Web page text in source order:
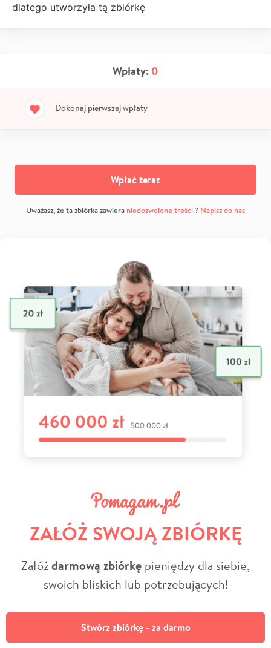
dlatego utworzyła tą zbiórkę
Wpłaty: 0
Dokonaj pierwszej wpłaty
Wpłać teraz
Uważasz, że ta zbiórka zawiera niedozwolone treści? Napisz do nas
ZAŁÓŻ SWOJĄ ZBIÓRKĘ
Załóżdarmową zbiórkę pieniędzy dla siebie,
swoich bliskich lub potrzebujących!
Stwórz zbiórkę - za darmo